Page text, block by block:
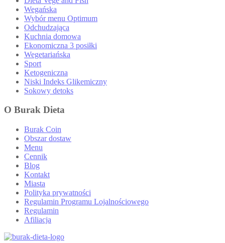
Wegańska
Wybór menu Optimum
Odchudzająca
Kuchnia domowa
Ekonomiczna 3 posiłki
Wegetariańska
Sport
Ketogeniczna
Niski Indeks Glikemiczny
Sokowy detoks
O Burak Dieta
Burak Coin
Obszar dostaw
Menu
Cennik
Blog
Kontakt
Miasta
Polityka prywatności
Regulamin Programu Lojalnościowego
Regulamin
Afiliacja